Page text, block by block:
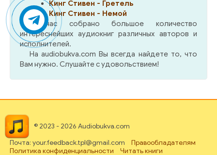
Кинг Стивен - Гретель
Кинг Стивен - Немой
У нас собрано большое количество
интереснейших аудиокниг различных авторов и
исполнителей.
На audiobukva.com Вы всегда найдете то, что
Вам нужно. Слушайте с удовольствием!
© 2023 - 2026 Audiobukva.com
Почта: your.feedback.tpl@gmail.com
Правообладателям
Политика конфиденциальности
Читать книги